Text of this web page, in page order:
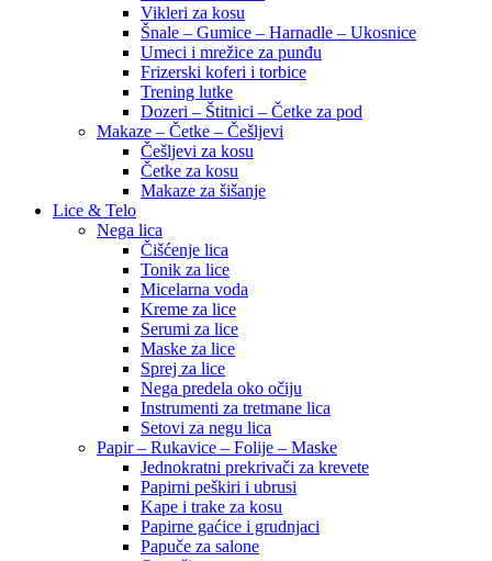
Vikleri za kosu
Šnale – Gumice – Harnadle – Ukosnice
Umeci i mrežice za punđu
Frizerski koferi i torbice
Trening lutke
Dozeri – Štitnici – Četke za pod
Makaze – Četke – Češljevi
Češljevi za kosu
Četke za kosu
Makaze za šišanje
Lice & Telo
Nega lica
Čišćenje lica
Tonik za lice
Micelarna voda
Kreme za lice
Serumi za lice
Maske za lice
Sprej za lice
Nega predela oko očiju
Instrumenti za tretmane lica
Setovi za negu lica
Papir – Rukavice – Folije – Maske
Jednokratni prekrivači za krevete
Papirni peškiri i ubrusi
Kape i trake za kosu
Papirne gaćice i grudnjaci
Papuče za salone